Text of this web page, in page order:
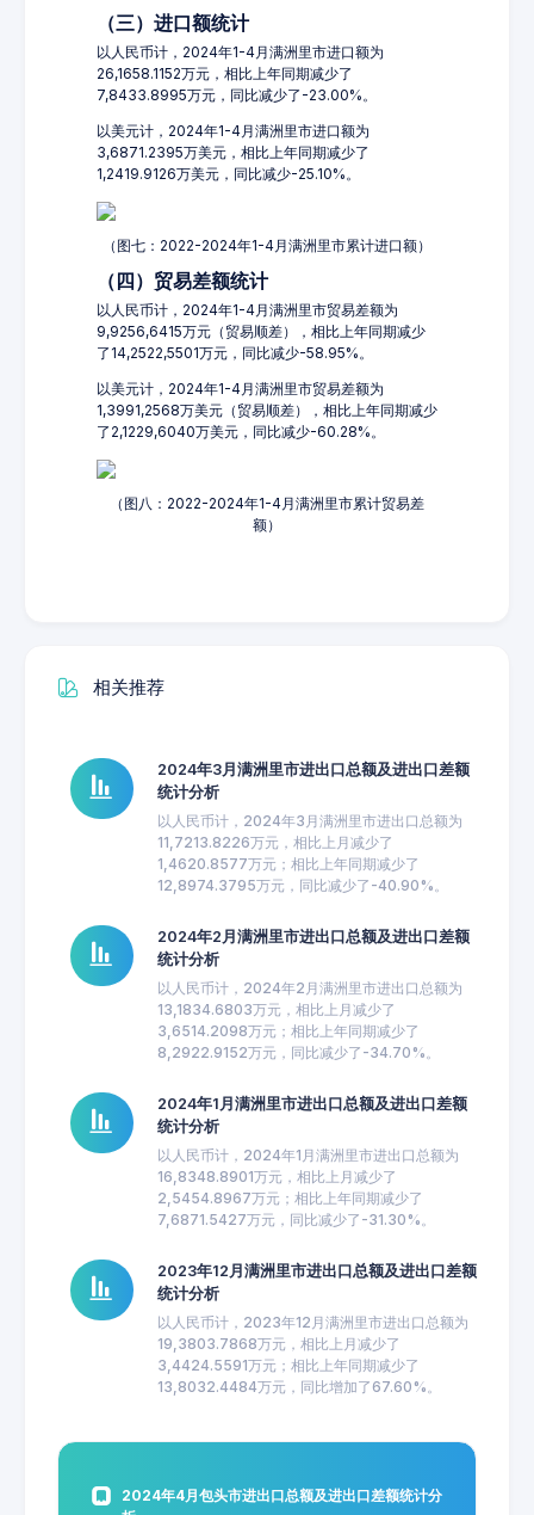
（三）进口额统计
以人民币计，2024年1-4月满洲里市进口额为
26,1658.1152万元，相比上年同期减少了
7,8433.8995万元，同比减少了-23.00%。
以美元计，2024年1-4月满洲里市进口额为
3,6871.2395万美元，相比上年同期减少了
1,2419.9126万美元，同比减少-25.10%。
（图七：2022-2024年1-4月满洲里市累计进口额）
（四）贸易差额统计
以人民币计，2024年1-4月满洲里市贸易差额为
9,9256,6415万元（贸易顺差），相比上年同期减少
了14,2522,5501万元，同比减少-58.95%。
以美元计，2024年1-4月满洲里市贸易差额为
1,3991,2568万美元（贸易顺差），相比上年同期减少
了2,1229,6040万美元，同比减少-60.28%。
（图八：2022-2024年1-4月满洲里市累计贸易差
额）
相关推荐
2024年3月满洲里市进出口总额及进出口差额
统计分析
以人民币计，2024年3月满洲里市进出口总额为
11,7213.8226万元，相比上月减少了
1,4620.8577万元；相比上年同期减少了
12,8974.3795万元，同比减少了-40.90%。
2024年2月满洲里市进出口总额及进出口差额
统计分析
以人民币计，2024年2月满洲里市进出口总额为
13,1834.6803万元，相比上月减少了
3,6514.2098万元；相比上年同期减少了
8,2922.9152万元，同比减少了-34.70%。
2024年1月满洲里市进出口总额及进出口差额
统计分析
以人民币计，2024年1月满洲里市进出口总额为
16,8348.8901万元，相比上月减少了
2,5454.8967万元；相比上年同期减少了
7,6871.5427万元，同比减少了-31.30%。
2023年12月满洲里市进出口总额及进出口差额
统计分析
以人民币计，2023年12月满洲里市进出口总额为
19,3803.7868万元，相比上月减少了
3,4424.5591万元；相比上年同期减少了
13,8032.4484万元，同比增加了67.60%。
2024年4月包头市进出口总额及进出口差额统计分